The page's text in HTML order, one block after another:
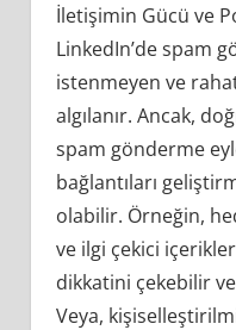
İletişimin Gücü ve
LinkedIn’de spam
istenmeyen ve
algılanır. Ancak,
spam gönderme
bağlantıları
olabilir. Örneğin,
ve ilgi çekici
dikkatini çekebilir
Veya,